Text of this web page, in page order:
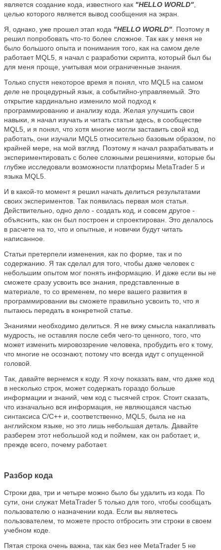
является создание кода, известного как "HELLO WORLD"
целью которого является вывод сообщения на экран.
Я, однако, уже прошел этап кода "HELLO WORLD" . Поэтому я
решил попробовать что-то более сложное. Так как у меня не
было большого опыта и понимания того, как на самом деле
работает MQL5, я начал с разработки скрипта, который был бы
для меня проще, учитывая мои ограниченные знания.
Только спустя некоторое время я понял, что MQL5 на самом
деле не процедурный язык, а событийно-управляемый. Это
открытие кардинально изменило мой подход к
программированию и анализу кода. Желая улучшить свои
навыки, я начал изучать и читать статьи здесь, в сообществе
MQL5, и я понял, что хотя многие могли заставить свой код
работать, они изучали MQL5 относительно базовым образом, по
крайней мере, на мой взгляд. Поэтому я начал разрабатывать и
экспериментировать с более сложными решениями, которые бы
глубже исследовали возможности платформы MetaTrader 5 и
языка MQL5.
И в какой-то момент я решил начать делиться результатами
своих экспериментов. Так появилась первая моя статья.
Действительно, одно дело - создать код, и совсем другое -
объяснить, как он был построен и спроектирован. Это делалось
в расчете на то, что и опытные, и новички будут читать
написанное.
Статьи претерпели изменения, как по форме, так и по
содержанию. Я так сделал для того, чтобы даже человек с
небольшим опытом мог понять информацию. И даже если вы не
сможете сразу усвоить все знания, представленные в
материале, то со временем, по мере вашего развития в
программировании вы сможете правильно усвоить то, что я
пытаюсь передать в конкретной статье.
Знаниями необходимо делиться. Я не вижу смысла накапливать
мудрость, не оставляя после себя чего-то ценного, того, что
может изменить мировоззрение человека, пробудить его к тому,
что многие не осознают, потому что всегда идут с опущенной
головой.
Так, давайте вернемся к коду. Я хочу показать вам, что даже код
в несколько строк, может содержать гораздо больше
информации и знаний, чем код с тысячей строк. Стоит сказать,
что изначально вся информация, не являющаяся частью
синтаксиса C/C++ и, соответственно, MQL5, была не на
английском языке, но это лишь небольшая деталь. Давайте
разберем этот небольшой код и поймем, как он работает, и,
прежде всего, почему работает.
Разбор кода
Строки два, три и четыре можно было бы удалить из кода. По
сути, они служат MetaTrader 5 только для того, чтобы сообщать
пользователю о назначении кода. Если вы являетесь
пользователем, то можете просто отбросить эти строки в своем
учебном коде.
Пятая строка очень важна, так как без нее MetaTrader 5 не